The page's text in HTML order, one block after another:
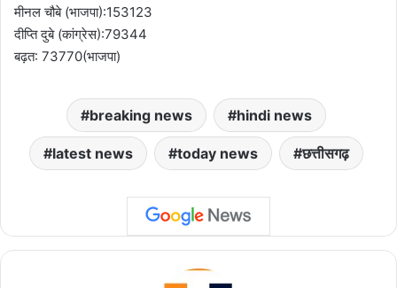
मीनल चौबे (भाजपा):153123
दीप्ति दुबे (कांग्रेस):79344
बढ़त: 73770(भाजपा)
breaking news hindi news
latest news today news छत्तीसगढ़